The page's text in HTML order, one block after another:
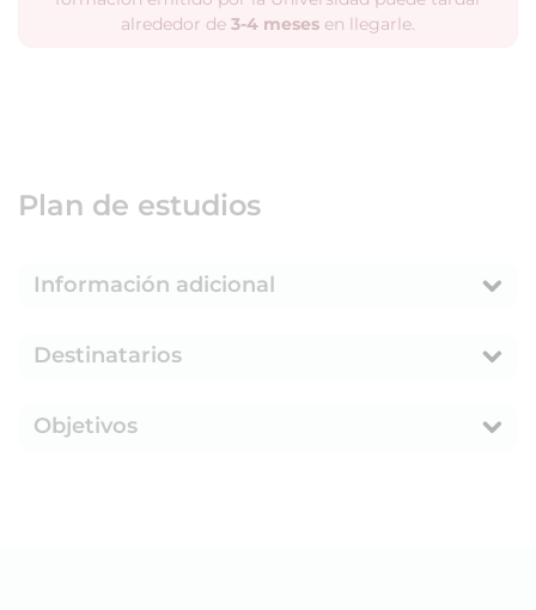
alrededor de 3-4 meses en llegarle.
Plan de estudios
Información adicional
Destinatarios
Objetivos